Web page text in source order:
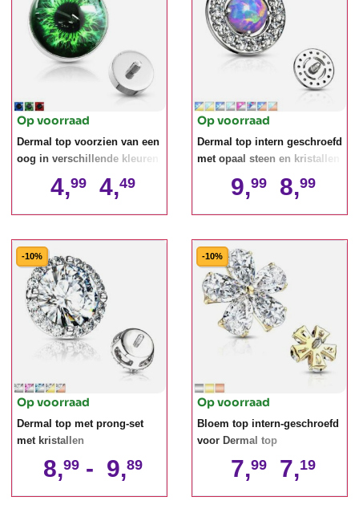
Op voorraad
Dermal top voorzien van een
oog in verschillende kleuren
4,99 4,49
Op voorraad
Dermal top intern geschroefd
met opaal steen en kristallen
9,99 8,99
-10%
Op voorraad
Dermal top met prong-set
met kristallen
8,99 - 9,89
-10%
Op voorraad
Bloem top intern-geschroefd
voor Dermal top
7,99 7,19